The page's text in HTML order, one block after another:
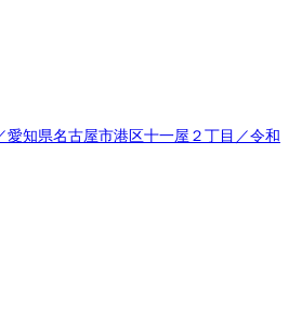
知県名古屋市港区十一屋２丁目／令和